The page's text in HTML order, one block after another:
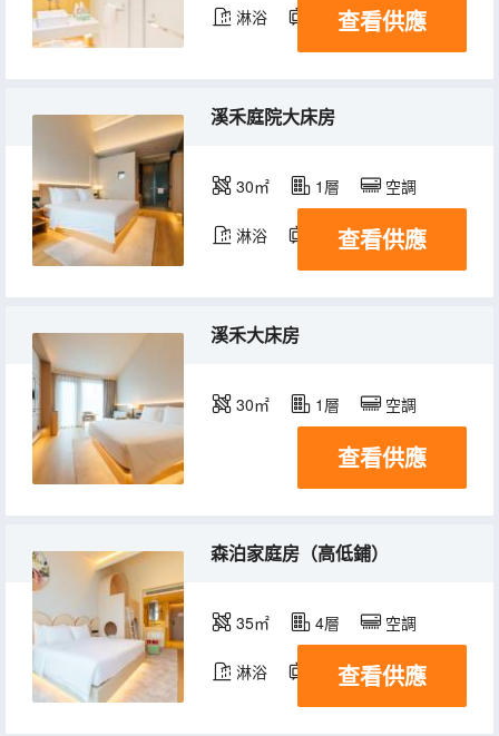
淋浴 電視機
查看供應
溪禾庭院大床房
30㎡ 1層 空調
淋浴 電視機
查看供應
溪禾大床房
30㎡ 1層 空調
查看供應
森泊家庭房（高低鋪）
35㎡ 4層 空調
淋浴 電視機
查看供應